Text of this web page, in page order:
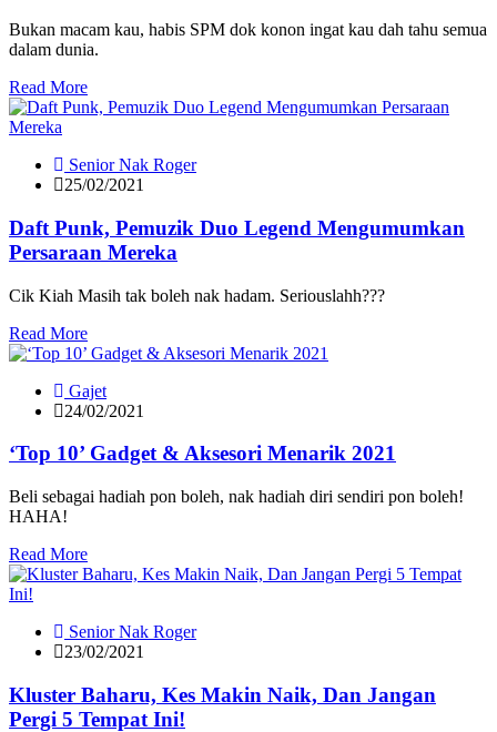
Bukan macam kau, habis SPM dok konon ingat kau dah tahu semua
dalam dunia.
Read More
Senior Nak Roger
25/02/2021
Daft Punk, Pemuzik Duo Legend Mengumumkan
Persaraan Mereka
Cik Kiah Masih tak boleh nak hadam. Seriouslahh???
Read More
Gajet
24/02/2021
‘Top 10’ Gadget & Aksesori Menarik 2021
Beli sebagai hadiah pon boleh, nak hadiah diri sendiri pon boleh!
HAHA!
Read More
Senior Nak Roger
23/02/2021
Kluster Baharu, Kes Makin Naik, Dan Jangan
Pergi 5 Tempat Ini!